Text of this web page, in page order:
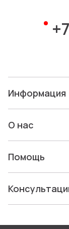
черная, размер
В наличии: 33 шт.
1 698 ₽
Скидка
Информация
О нас
Помощь